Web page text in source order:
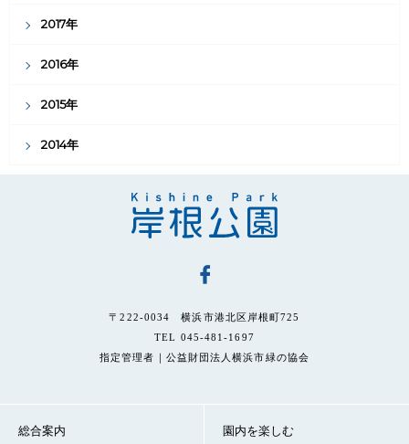
2017年
2016年
2015年
2014年
〒222-0034 横浜市港北区岸根町725
TEL 045-481-1697
指定管理者｜公益財団法人横浜市緑の協会
総合案内 園内を楽しむ